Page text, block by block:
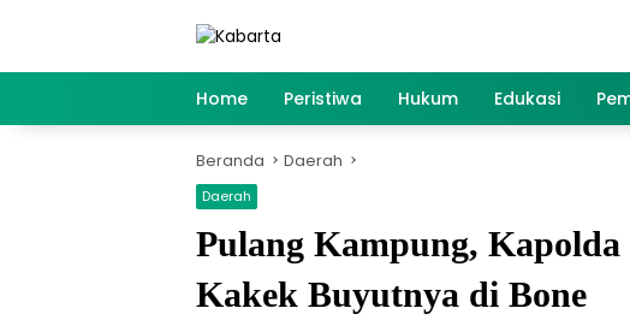
Home Peristiwa Hukum Edukasi
Beranda Daerah
Daerah
Pulang Kampung,
Kakek Buyutnya di Bone